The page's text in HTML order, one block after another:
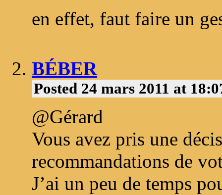
en effet, faut faire un
BÉBER
Posted 24 mars 2011 at
@Gérard
Vous avez pris une
recommandations de
J’ai un peu de temps